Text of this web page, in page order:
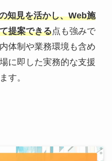
知見を活かし、Web施
提案できる点も強みで
体制や業務環境も含め
に即した実務的な支援
す。